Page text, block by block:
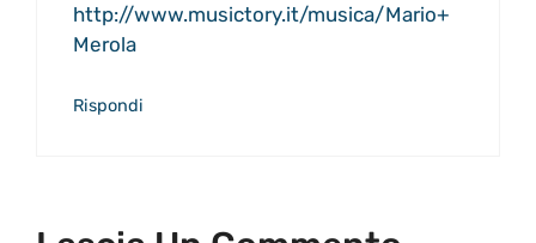
http://www.musictory.it/musica/Mario+
Merola
Rispondi